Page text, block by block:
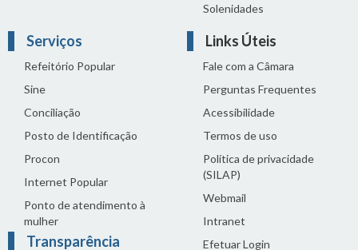
Solenidades
Serviços
Refeitório Popular
Sine
Conciliação
Posto de Identificação
Procon
Internet Popular
Ponto de atendimento à
mulher
Transparência
Links Úteis
Fale com a Câmara
Perguntas Frequentes
Acessibilidade
Termos de uso
Política de privacidade
(SILAP)
Webmail
Intranet
Efetuar Login